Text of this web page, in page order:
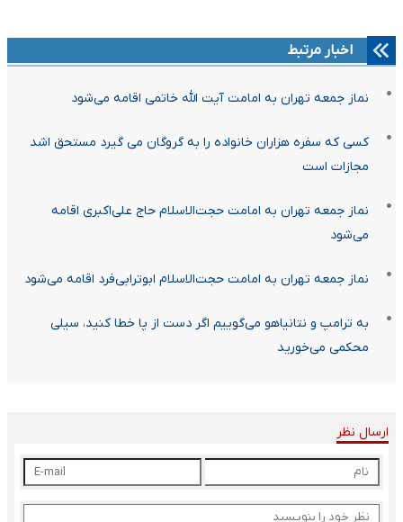
اخبار مرتبط
نماز جمعه تهران به امامت آیت الله خاتمی اقامه می‌شود
کسی که سفره هزاران خانواده را به گروگان می گیرد مستحق اشد
مجازات است
نماز جمعه تهران به امامت حجت‌الاسلام حاج علی‌اکبری اقامه
می‌شود
نماز جمعه تهران به امامت حجت‌الاسلام ابوترابی‌فرد اقامه می‌شود
به ترامپ و نتانیاهو می‌گوییم اگر دست از پا خطا کنید، سیلی
محکمی می‌خورید
ارسال نظر